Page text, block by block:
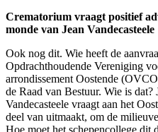
Crematorium vraagt positief
monde van Jean Vandecasteele
Ook nog dit. Wie heeft de
Opdrachthoudende Vereniging
arrondissement Oostende
de Raad van Bestuur. Wie is dat?
Vandecasteele vraagt aan het
deel van uitmaakt, om de